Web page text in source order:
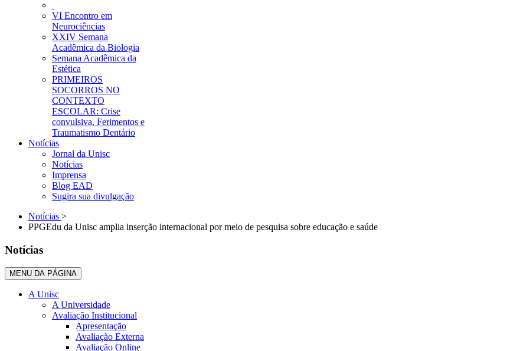
VI Encontro em
Neurociências
XXIV Semana
Acadêmica da Biologia
Semana Acadêmica da
Estética
PRIMEIROS
SOCORROS NO
CONTEXTO
ESCOLAR: Crise
convulsiva, Ferimentos e
Traumatismo Dentário
Notícias
Jornal da Unisc
Notícias
Imprensa
Blog EAD
Sugira sua divulgação
Notícias >
PPGEdu da Unisc amplia inserção internacional por meio de pesquisa sobre educação e saúde
Notícias
MENU DA PÁGINA
A Unisc
A Universidade
Avaliação Institucional
Apresentação
Avaliação Externa
Avaliação Online